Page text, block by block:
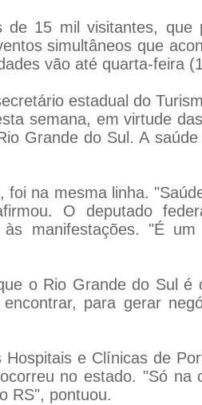
15 mil visitantes, que
simultâneos que
vão até quarta-feira
estadual do
semana, em virtude
Grande do Sul. A
na mesma linha.
O deputado
manifestações. "É
o Rio Grande do Sul
para gerar
e Clínicas de
no estado. "Só na
RS", pontuou.